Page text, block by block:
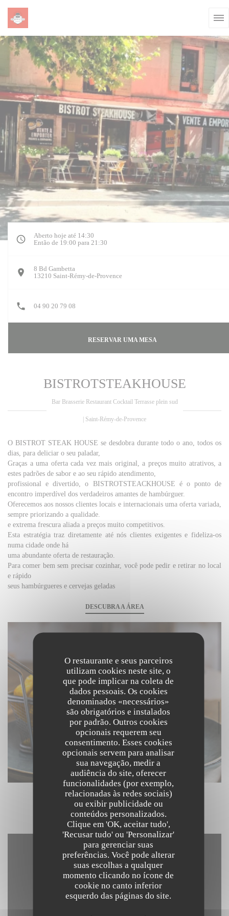
O restaurante e seus parceiros
utilizam cookies neste site, o
que pode implicar na coleta de
dados pessoais. Os cookies
denominados «necessários»
são obrigatórios e instalados
por padrão. Outros cookies
opcionais requerem seu
consentimento. Esses cookies
opcionais servem para analisar
sua navegação, medir a
audiência do site, oferecer
funcionalidades (por exemplo,
relacionadas às redes sociais)
ou exibir publicidade ou
conteúdos personalizados.
Clique em 'OK, aceitar tudo',
'Recusar tudo' ou 'Personalizar'
para gerenciar suas
preferências. Você pode alterar
suas escolhas a qualquer
momento clicando no ícone de
cookie no canto inferior
esquerdo das páginas do site.
Aberto hoje até 14:30
Então de 19:00 para 21:30
8 Bd Gambetta
13210 Saint-Rémy-de-Provence
04 90 20 79 08
RESERVAR UMA MESA
BISTROTSTEAKHOUSE
Bar Brasserie Restaurant Cocktail Terrasse plein sud
Saint-Rémy-de-Provence
O BISTROT STEAK HOUSE se desdobra durante todo o ano, todos os
dias, para deliciar o seu paladar,
Graças a uma oferta cada vez mais original, a preços muito atrativos, a
estes padrões de sabor e ao seu rápido atendimento,
profissional e divertido, o BISTROTSTEACKHOUSE é o ponto de
encontro imperdível dos verdadeiros amantes de hambúrguer.
Oferecemos aos nossos clientes locais e internacionais uma oferta variada,
sempre priorizando a qualidade.
e extrema frescura aliada a preços muito competitivos.
Esta estratégia traz diretamente até nós clientes exigentes e fideliza-os
numa cidade onde há
uma abundante oferta de restauração.
Para comer bem sem precisar cozinhar, você pode pedir e retirar no local
e rápido
seus hambúrgueres e cervejas geladas
DESCUBRA A ÁREA